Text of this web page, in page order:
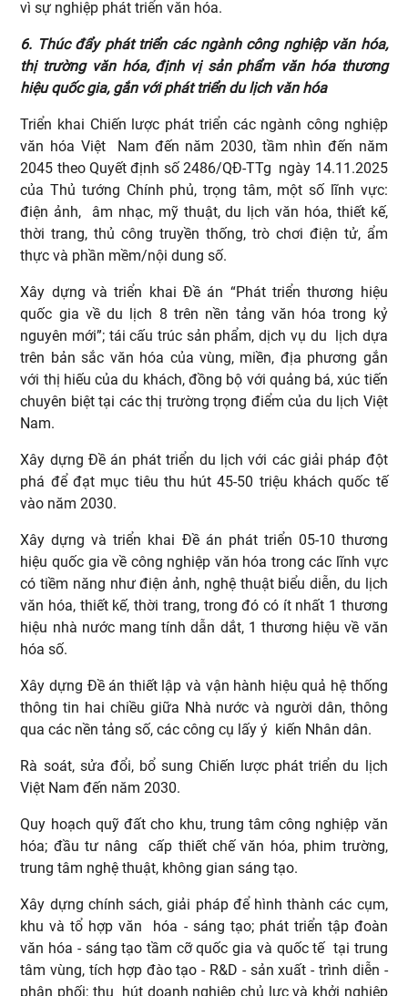
vì sự nghiệp phát triển văn hóa.
6. Thúc đẩy phát triển các ngành công nghiệp văn hóa,
thị trường văn hóa, định vị sản phẩm văn hóa thương
hiệu quốc gia, gắn với phát triển du lịch văn hóa
Triển khai Chiến lược phát triển các ngành công nghiệp
văn hóa Việt Nam đến năm 2030, tầm nhìn đến năm
2045 theo Quyết định số 2486/QĐ-TTg ngày 14.11.2025
của Thủ tướng Chính phủ, trọng tâm, một số lĩnh vực:
điện ảnh, âm nhạc, mỹ thuật, du lịch văn hóa, thiết kế,
thời trang, thủ công truyền thống, trò chơi điện tử, ẩm
thực và phần mềm/nội dung số.
Xây dựng và triển khai Đề án “Phát triển thương hiệu
quốc gia về du lịch 8 trên nền tảng văn hóa trong kỷ
nguyên mới”; tái cấu trúc sản phẩm, dịch vụ du lịch dựa
trên bản sắc văn hóa của vùng, miền, địa phương gắn
với thị hiếu của du khách, đồng bộ với quảng bá, xúc tiến
chuyên biệt tại các thị trường trọng điểm của du lịch Việt
Nam.
Xây dựng Đề án phát triển du lịch với các giải pháp đột
phá để đạt mục tiêu thu hút 45-50 triệu khách quốc tế
vào năm 2030.
Xây dựng và triển khai Đề án phát triển 05-10 thương
hiệu quốc gia về công nghiệp văn hóa trong các lĩnh vực
có tiềm năng như điện ảnh, nghệ thuật biểu diễn, du lịch
văn hóa, thiết kế, thời trang, trong đó có ít nhất 1 thương
hiệu nhà nước mang tính dẫn dắt, 1 thương hiệu về văn
hóa số.
Xây dựng Đề án thiết lập và vận hành hiệu quả hệ thống
thông tin hai chiều giữa Nhà nước và người dân, thông
qua các nền tảng số, các công cụ lấy ý kiến Nhân dân.
Rà soát, sửa đổi, bổ sung Chiến lược phát triển du lịch
Việt Nam đến năm 2030.
Quy hoạch quỹ đất cho khu, trung tâm công nghiệp văn
hóa; đầu tư nâng cấp thiết chế văn hóa, phim trường,
trung tâm nghệ thuật, không gian sáng tạo.
Xây dựng chính sách, giải pháp để hình thành các cụm,
khu và tổ hợp văn hóa - sáng tạo; phát triển tập đoàn
văn hóa - sáng tạo tầm cỡ quốc gia và quốc tế tại trung
tâm vùng, tích hợp đào tạo - R&D - sản xuất - trình diễn -
phân phối; thu hút doanh nghiệp chủ lực và khởi nghiệp